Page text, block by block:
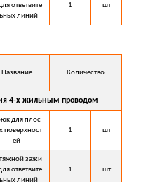
ответвите
линий
1 шт
Название
Количество
4-х жильным проводом
для плос
поверхност
ей
1 шт
зажи
ответвите
линий
1 шт